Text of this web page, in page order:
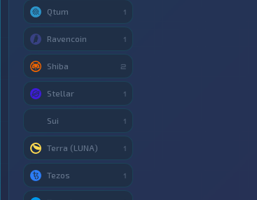
Qtum 1
Ravencoin 1
Shiba 2
Stellar 1
Sui 1
Terra (LUNA) 1
Tezos 1